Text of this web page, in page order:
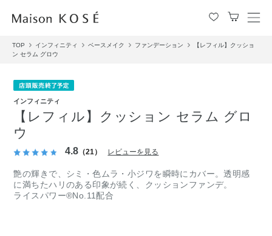
メ
TOP インフィニティ ベースメイク ファンデーション
【レフィル】クッショ
ン セラム グロウ
インフィニティ
【レフィル】クッション セラム グロ
ウ
4.8 （21） レビューを見る
艶の輝きで、シミ・色ムラ・小ジワを瞬時にカバー。透明感
に満ちたハリのある印象が続く、クッションファンデ。
ライスパワー®No.11配合